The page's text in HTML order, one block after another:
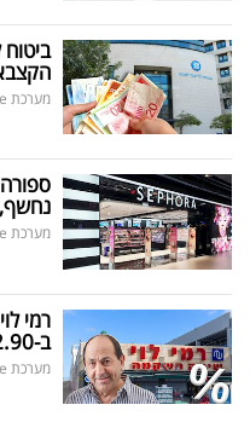
מערכת ice
נחשף, 6 חנויות כבר החודש
מערכת ice
רמי
ב-2.90 שקל בלבד עד ה-15.8
מערכת ice